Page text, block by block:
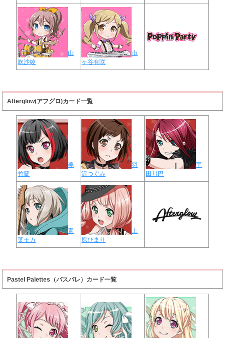
山
吹沙綾
市
ヶ谷有咲
Afterglow(アフグロ)カード一覧
美
竹蘭
羽
沢つぐみ
宇
田川巴
青
葉モカ
上
原ひまり
Pastel Palettes（パスパレ）カード一覧